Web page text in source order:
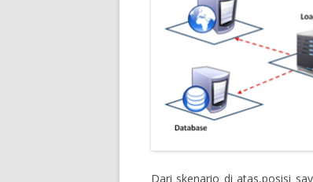
Dari skenario di atas,posisi